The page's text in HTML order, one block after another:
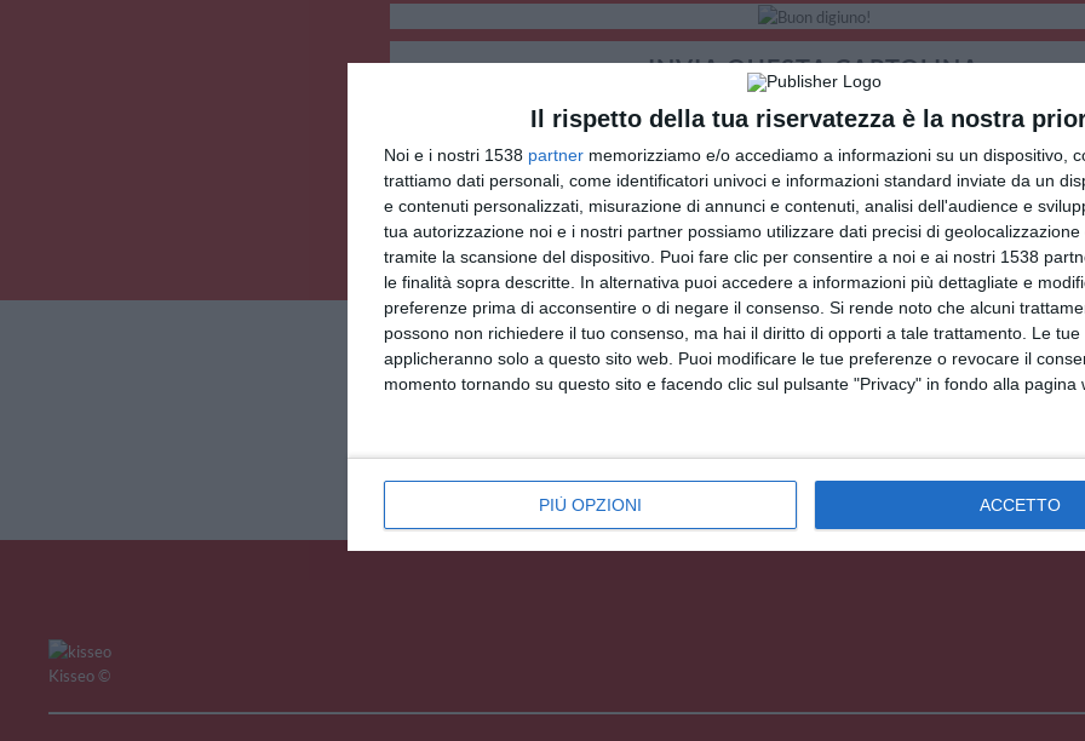
Il rispetto della tua riservatezza è la nostra
Noi e i nostri 1538 partner memorizziamo e/o accediamo a informazioni su un dispositivo,
trattiamo dati personali, come identificatori univoci e informazioni standard inviate da un
e contenuti personalizzati, misurazione di annunci e contenuti, analisi dell'audience e
tua autorizzazione noi e i nostri partner possiamo utilizzare dati precisi di
tramite la scansione del dispositivo. Puoi fare clic per consentire a noi e ai nostri 1538
le finalità sopra descritte. In alternativa puoi accedere a informazioni più dettagliate e
preferenze prima di acconsentire o di negare il consenso. Si rende noto che alcuni
possono non richiedere il tuo consenso, ma hai il diritto di opporti a tale trattamento. Le
applicheranno solo a questo sito web. Puoi modificare le tue preferenze o revocare il
momento tornando su questo sito e facendo clic sul pulsante "Privacy" in fondo alla pagina
PIÙ OPZIONI ACCETTO
INVIA QUESTA CARTOLINA
via Email(GRATUITO)
CONDIVIDI QUESTA CARTOLINA
Facebook, Twitter, WhatsApp, ...
VEDI ALTRE CARTOLINE DI QUESTE
Cartoline Religiose
Kisseo©